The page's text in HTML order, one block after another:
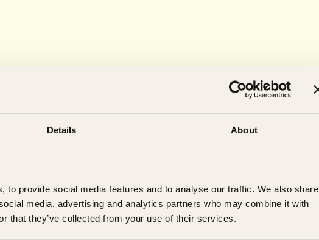
Details About
to provide social media features and to analyse our traffic. We also share
media, advertising and analytics partners who may combine it with
that they’ve collected from your use of their services.